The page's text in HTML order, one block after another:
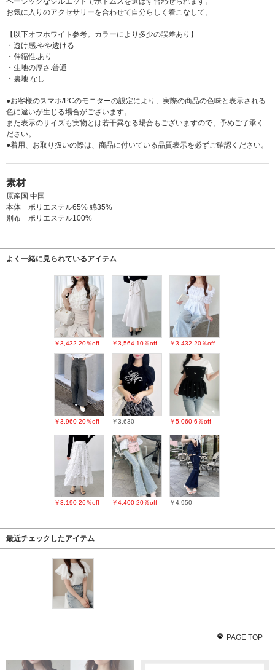
お気に入りのアクセサリーを合わせて自分らしく着こなして。
【以下オフホワイト参考。カラーにより多少の誤差あり】
・透け感:やや透ける
・伸縮性:あり
・生地の厚さ:普通
・裏地:なし
●お客様のスマホ/PCのモニターの設定により、実際の商品の色味と表示される
色に違いが生じる場合がございます。
また表示のサイズも実物とは若干異なる場合もございますので、予めご了承く
ださい。
●着用、お取り扱いの際は、商品に付いている品質表示を必ずご確認ください。
素材
原産国 中国
本体 ポリエステル65% 綿35%
別布 ポリエステル100%
よく一緒に見られているアイテム
￥3,432 20％off ￥3,564 10％off ￥3,432 20％off
￥3,960 20％off ￥3,630 ￥5,060 6％off
￥3,190 26％off ￥4,400 20％off ￥4,950
最近チェックしたアイテム
PAGE TOP